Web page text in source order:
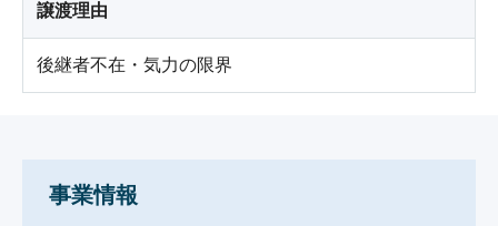
譲渡理由
後継者不在・気力の限界
事業情報